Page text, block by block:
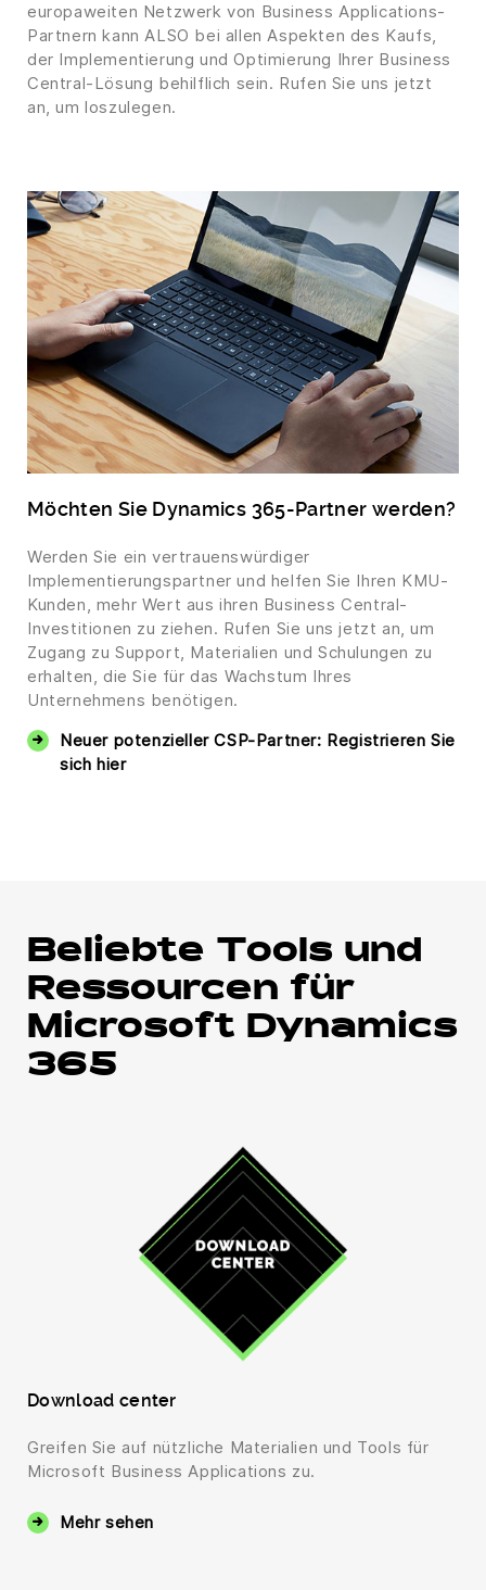
europaweiten Netzwerk von Business Applications-
Partnern kann ALSO bei allen Aspekten des Kaufs,
der Implementierung und Optimierung Ihrer Business
Central-Lösung behilflich sein. Rufen Sie uns jetzt
an, um loszulegen.
Möchten Sie Dynamics 365-Partner werden?
Werden Sie ein vertrauenswürdiger
Implementierungspartner und helfen Sie Ihren KMU-
Kunden, mehr Wert aus ihren Business Central-
Investitionen zu ziehen. Rufen Sie uns jetzt an, um
Zugang zu Support, Materialien und Schulungen zu
erhalten, die Sie für das Wachstum Ihres
Unternehmens benötigen.
Neuer potenzieller CSP-Partner: Registrieren Sie
sich hier
Beliebte Tools und
Ressourcen für
Microsoft Dynamics
365
Download center
Greifen Sie auf nützliche Materialien und Tools für
Microsoft Business Applications zu.
Mehr sehen